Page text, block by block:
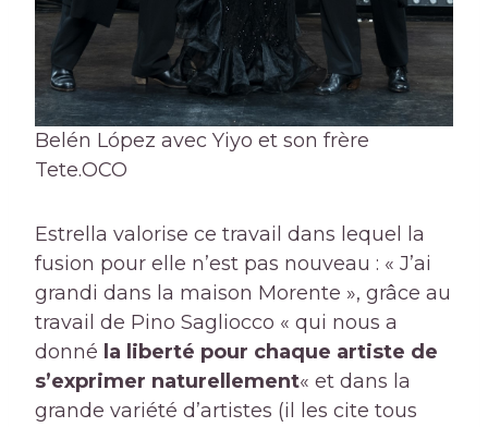
Belén López avec Yiyo et son frère
Tete.OCO
Estrella valorise ce travail dans lequel la
fusion pour elle n’est pas nouveau : « J’ai
grandi dans la maison Morente », grâce au
travail de Pino Sagliocco « qui nous a
donné la liberté pour chaque artiste de
s’exprimer naturellement« et dans la
grande variété d’artistes (il les cite tous